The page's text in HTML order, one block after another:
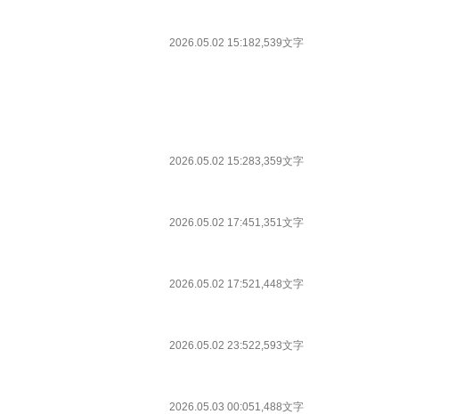
2026.05.02 15:182,539文字
2026.05.02 15:283,359文字
2026.05.02 17:451,351文字
2026.05.02 17:521,448文字
2026.05.02 23:522,593文字
2026.05.03 00:051,488文字